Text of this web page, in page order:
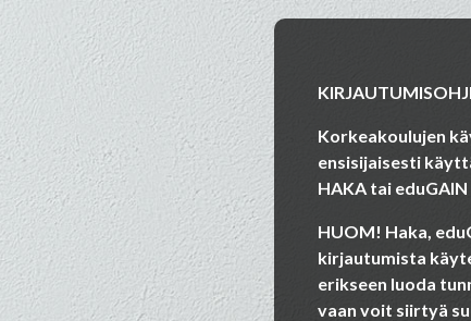
Siirry pääsisältöön
Korkeakoulujen
ensisijaisesti
HAKA tai
HUOM! Haka,
kirjautumista
erikseen luoda
vaan voit siirtyä